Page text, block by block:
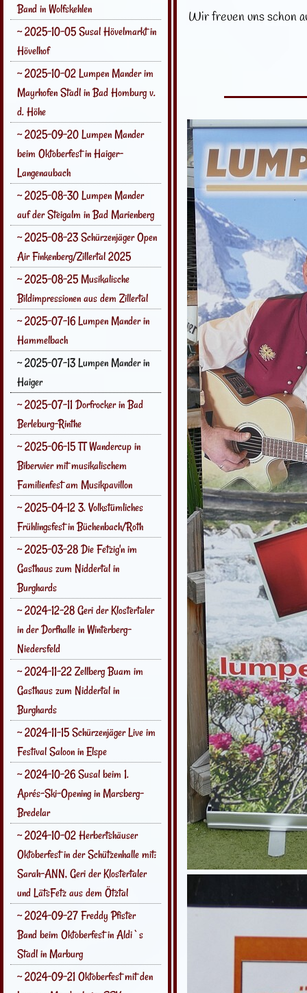
Band in Wolfskehlen
~ 2025-10-05 Susal Hövelmarkt in
Hövelhof
~ 2025-10-02 Lumpen Mander im
Mayrhofen Stadl in Bad Homburg v.
d. Höhe
~ 2025-09-20 Lumpen Mander
beim Oktoberfest in Haiger-
Langenaubach
~ 2025-08-30 Lumpen Mander
auf der Steigalm in Bad Marienberg
~ 2025-08-23 Schürzenjäger Open
Air Finkenberg/Zillertal 2025
~ 2025-08-25 Musikalische
Bildimpressionen aus dem Zillertal
~ 2025-07-16 Lumpen Mander in
Hammelbach
~ 2025-07-13 Lumpen Mander in
Haiger
~ 2025-07-11 Dorfrocker in Bad
Berleburg-Rinthe
~ 2025-06-15 TT Wandercup in
Biberwier mit musikalischem
Familienfest am Musikpavillon
~ 2025-04-12 3. Volkstümliches
Frühlingsfest in Büchenbach/Roth
~ 2025-03-28 Die Fetzig'n im
Gasthaus zum Niddertal in
Burghards
~ 2024-12-28 Geri der Klostertaler
in der Dorfhalle in Winterberg-
Niedersfeld
~ 2024-11-22 Zellberg Buam im
Gasthaus zum Niddertal in
Burghards
~ 2024-11-15 Schürzenjäger Live im
Festival Saloon in Elspe
~ 2024-10-26 Susal beim 1.
Aprés-Ski-Opening in Marsberg-
Bredelar
~ 2024-10-02 Herbertshäuser
Oktoberfest in der Schützenhalle mit:
Sarah-ANN, Geri der Klostertaler
und LätsFetz aus dem Ötztal
~ 2024-09-27 Freddy Pfister
Band beim Oktoberfest in Aldi`s
Stadl in Marburg
~ 2024-09-21 Oktoberfest mit den
Wir freuen uns schon